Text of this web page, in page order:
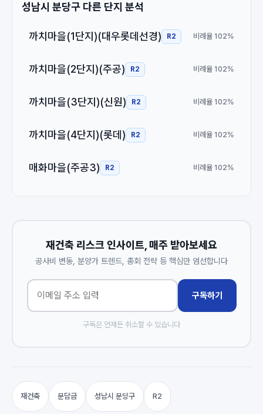
성남시 분당구 다른 단지 분석
까치마을(1단지)(대우롯데선경) R2 비례율 102%
까치마을(2단지)(주공) R2 비례율 102%
까치마을(3단지)(신원) R2 비례율 102%
까치마을(4단지)(롯데) R2 비례율 102%
매화마을(주공3) R2 비례율 102%
재건축 리스크 인사이트, 매주 받아보세요
공사비 변동, 분양가 트렌드, 총회 전략 등 핵심만 엄선합니다
구독하기
구독은 언제든 취소할 수 있습니다
재건축 분담금 성남시 분당구 R2